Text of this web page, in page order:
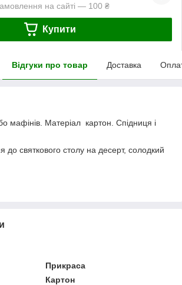
на сайті — 100 ₴
Купити
Відгуки про товар Доставка
мафінів. Матеріал картон. Спідниця і
до святкового столу на десерт, солодкий
Прикраса
Картон